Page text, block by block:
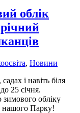
облік
, Новини
і навіть біля
25 січня.
обліку
нашого Парку!